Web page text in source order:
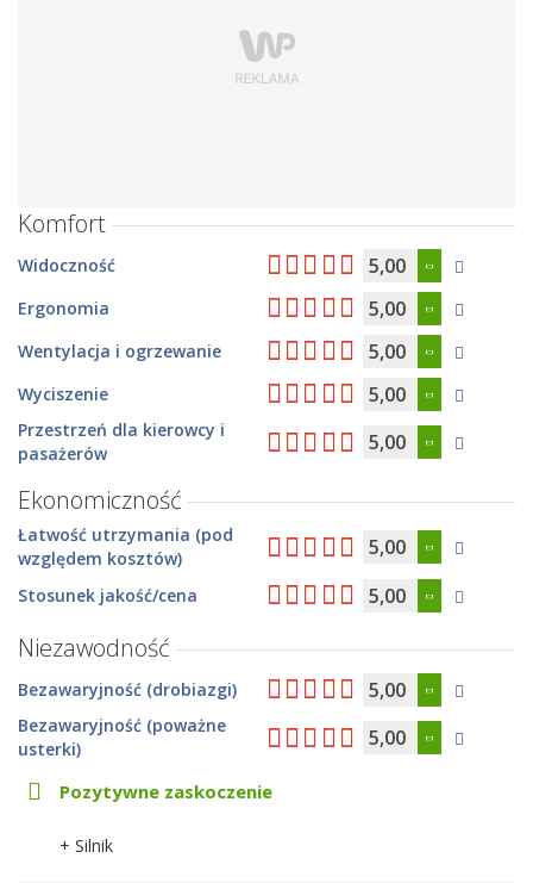
Komfort
Widoczność 5,00
Ergonomia 5,00
Wentylacja i ogrzewanie 5,00
Wyciszenie 5,00
Przestrzeń dla kierowcy i
pasażerów
5,00
Ekonomiczność
Łatwość utrzymania (pod
względem kosztów)
5,00
Stosunek jakość/cena 5,00
Niezawodność
Bezawaryjność (drobiazgi) 5,00
Bezawaryjność (poważne
usterki)
5,00
Pozytywne zaskoczenie
+ Silnik